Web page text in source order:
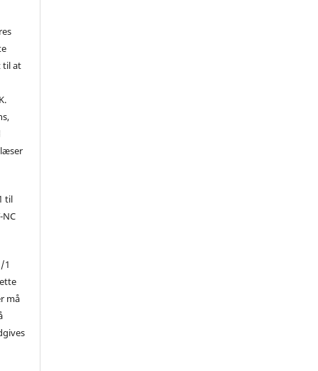
til at
til
NC
1
må